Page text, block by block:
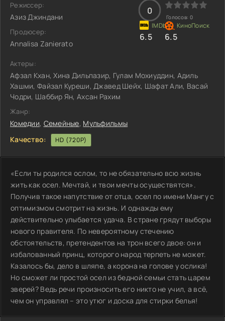
Режиссер:
Азиз Джиндани
Продюсер:
Annalisa Zanierato
0
Голосов: 0
6.5 6.5
Актеры:
Афзал Кхан, Хина Дильпазир, Гулам Мохиуддин, Адиль
Хашми, Файзал Куреши, Джавед Шейх, Шафат Али, Васай
Чодри, Шаббир Ян, Ахсан Рахим
Жанр:
Комедии, Семейные, Мульфильмы
Качество:
HD (720P)
«Если ты родился ослом, то не обязательно всю жизнь
жить как осел. Мечтай, и твои мечты осуществятся».
Получив такое напутствие от отца, осел по имени Мангу с
оптимизмом смотрит на жизнь. И однажды ему
действительно улыбается удача. В стране грядут выборы
нового правителя. По невероятному стечению
обстоятельств, претендентов на трон всего двое: он и
избалованный принц, которого народ терпеть не может.
Казалось бы, дело в шляпе, а корона на голове у ослика!
Но сможет ли простой осел из бедной семьи стать царем
зверей? Ведь речи произносить его никто не учил, а всё,
чем он управлял – это утюг и доска для стирки белья!